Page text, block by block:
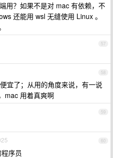
用？如果不是对 mac 有依赖，不
还能用 wsl 无缝使用 Linux 。
57
58
宜了；从用的角度来说，有一说
mac 用着真爽啊
59
60
序员